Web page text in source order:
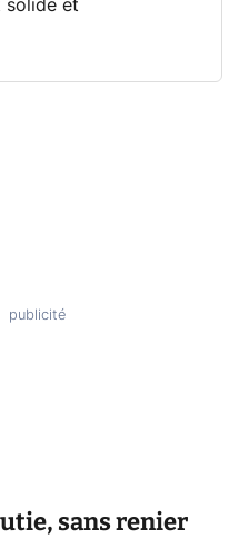
solide et
sans renier